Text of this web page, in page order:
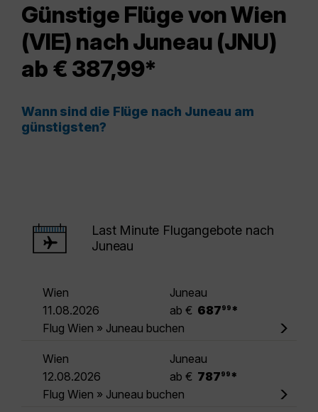
Günstige Flüge von Wien
(VIE) nach Juneau (JNU)
ab € 387,99*
Wann sind die Flüge nach Juneau am
günstigsten?
Last Minute Flugangebote nach
Juneau
Wien
Juneau
11.08.2026
ab € 687 99 *
Flug Wien » Juneau buchen
Wien
Juneau
12.08.2026
ab € 787 99 *
Flug Wien » Juneau buchen